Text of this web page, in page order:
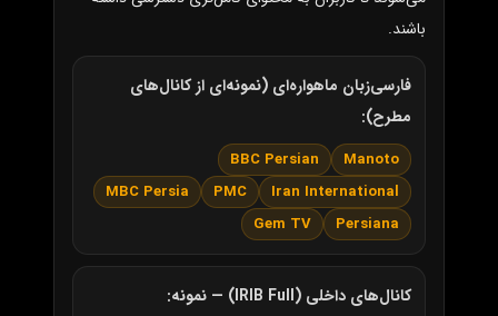
باشند.
فارسی‌زبان ماهواره‌ای (نمونه‌ای از کانال‌های
مطرح):
Manoto
BBC Persian
Iran International
PMC
MBC Persia
Persiana
Gem TV
کانال‌های داخلی (IRIB Full) — نمونه: